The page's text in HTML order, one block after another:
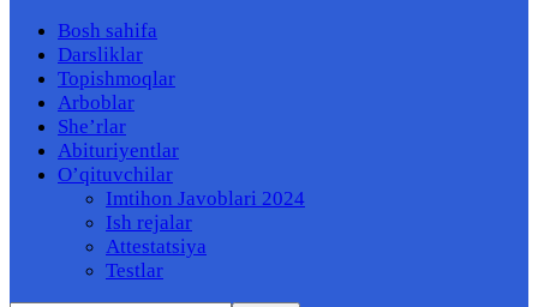
Bosh sahifa
Darsliklar
Topishmoqlar
Arboblar
She’rlar
Abituriyentlar
O’qituvchilar
Imtihon Javoblari 2024
Ish rejalar
Attestatsiya
Testlar